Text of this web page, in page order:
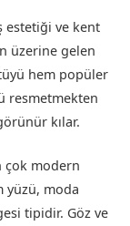
estetiği ve kent
üzerine gelen
hem popüler
resmetmekten
kılar.
çok modern
yüzü, moda
tipidir. Göz ve